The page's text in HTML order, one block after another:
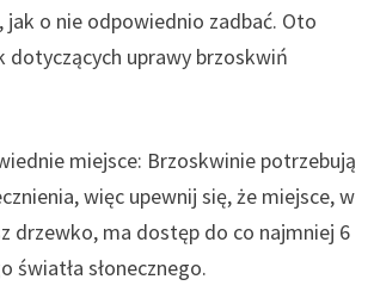
jak o nie odpowiednio zadbać. Oto
dotyczących uprawy brzoskwiń
miejsce: Brzoskwinie potrzebują
więc upewnij się, że miejsce, w
drzewko, ma dostęp do co najmniej 6
światła słonecznego.